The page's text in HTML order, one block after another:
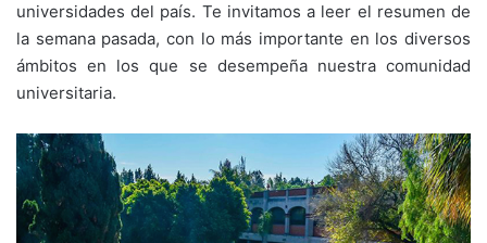
universidades del país. Te invitamos a leer el resumen de
la semana pasada, con lo más importante en los diversos
ámbitos en los que se desempeña nuestra comunidad
universitaria.